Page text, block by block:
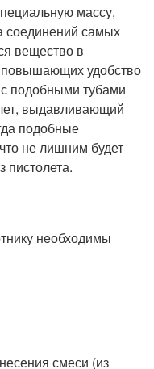
массу,
соединений самых
вещество в
повышающих удобство
подобными тубами
выдавливающий
подобные
не лишним будет
пистолета.
необходимы
смеси (из